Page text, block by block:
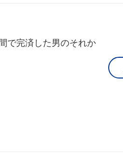
で完済した男のそれか